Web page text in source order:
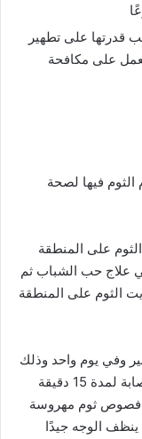
قدرتها على تطهير
على مكافحة
فيها لصحة
على المنطقة
علاج حب الشباب ثم
الثوم على المنطقة
وفي يوم واحد وذلك
عن طريق ضع خليط الثوم على المنطقة المصابة لمدة 15 دقيقة
فصوص ثوم مهروسة
الوجه جيدًا